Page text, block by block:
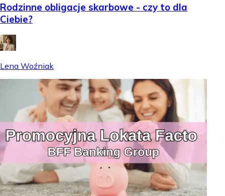
Rodzinne obligacje skarbowe - czy to dla
Ciebie?
Lena Woźniak